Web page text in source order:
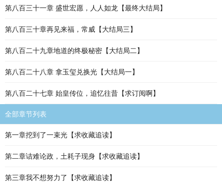
第八百三十一章 盛世宏愿，人人如龙【最终大结局】
第八百三十章再见来福，常威【大结局三】
第八百二十九章地道的终极秘密【大结局二】
第八百二十八章 拿玉玺兑换光【大结局一】
第八百二十七章 始皇传位，追忆往昔【求订阅啊】
全部章节列表
第一章挖到了一束光【求收藏追读】
第二章诘难论政，土耗子现身【求收藏追读】
第三章我不想努力了【求收藏追读】